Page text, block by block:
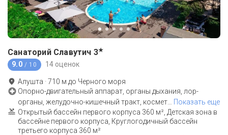
Санаторий Славутич 3★
9.0 / 10 14 оценок
Алушта ·710 м до Черного моря
Опорно-двигательный аппарат, органы дыхания, лор-
органы, желудочно-кишечный тракт, космет
Показать еще
Открытый бассейн первого корпуса 360 м², Детская зона в
бассейне первого корпуса, Круглогодичный бассейн
третьего корпуса 360 м²